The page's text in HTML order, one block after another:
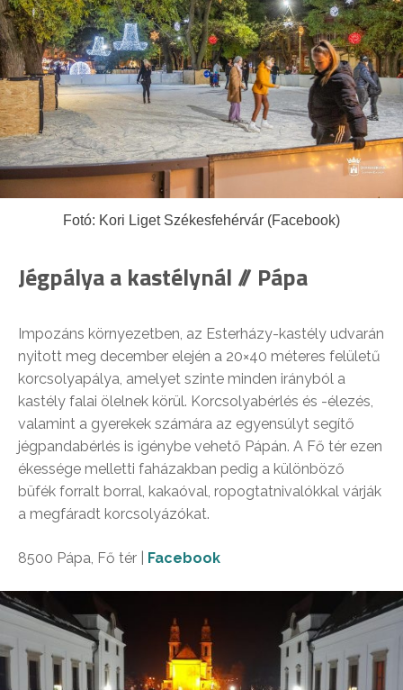
Fotó: Kori Liget Székesfehérvár (Facebook)
Jégpálya a kastélynál // Pápa
Impozáns környezetben, az Esterházy-kastély udvarán
nyitott meg december elején a 20×40 méteres felületű
korcsolyapálya, amelyet szinte minden irányból a
kastély falai ölelnek körül. Korcsolyabérlés és -élezés,
valamint a gyerekek számára az egyensúlyt segítő
jégpandabérlés is igénybe vehető Pápán. A Fő tér ezen
ékessége melletti faházakban pedig a különböző
büfék forralt borral, kakaóval, ropogtatnivalókkal várják
a megfáradt korcsolyázókat.
8500 Pápa, Fő tér | Facebook